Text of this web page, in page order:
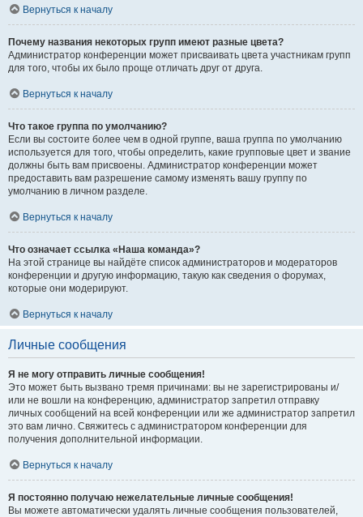
Вернуться к началу
Почему названия некоторых групп имеют разные цвета?
Администратор конференции может присваивать цвета участникам групп
для того, чтобы их было проще отличать друг от друга.
Вернуться к началу
Что такое группа по умолчанию?
Если вы состоите более чем в одной группе, ваша группа по умолчанию
используется для того, чтобы определить, какие групповые цвет и звание
должны быть вам присвоены. Администратор конференции может
предоставить вам разрешение самому изменять вашу группу по
умолчанию в личном разделе.
Вернуться к началу
Что означает ссылка «Наша команда»?
На этой странице вы найдёте список администраторов и модераторов
конференции и другую информацию, такую как сведения о форумах,
которые они модерируют.
Вернуться к началу
Личные сообщения
Я не могу отправить личные сообщения!
Это может быть вызвано тремя причинами: вы не зарегистрированы и/
или не вошли на конференцию, администратор запретил отправку
личных сообщений на всей конференции или же администратор запретил
это вам лично. Свяжитесь с администратором конференции для
получения дополнительной информации.
Вернуться к началу
Я постоянно получаю нежелательные личные сообщения!
Вы можете автоматически удалять личные сообщения пользователей,